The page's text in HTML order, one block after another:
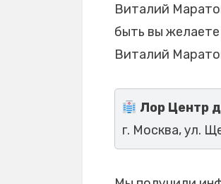
Виталий
быть вы
Виталий
Лор Центр
г. Москва, ул.